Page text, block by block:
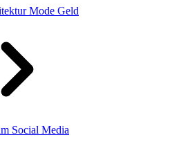
Mode Geld
Social Media